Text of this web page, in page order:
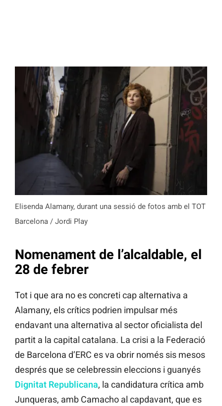
Elisenda Alamany, durant una sessió de fotos amb el TOT
Barcelona / Jordi Play
Nomenament de l’alcaldable, el
28 de febrer
Tot i que ara no es concreti cap alternativa a
Alamany, els crítics podrien impulsar més
endavant una alternativa al sector oficialista del
partit a la capital catalana. La crisi a la Federació
de Barcelona d’ERC es va obrir només sis mesos
després que se celebressin eleccions i guanyés
Dignitat Republicana, la candidatura crítica amb
Junqueras, amb Camacho al capdavant, que es